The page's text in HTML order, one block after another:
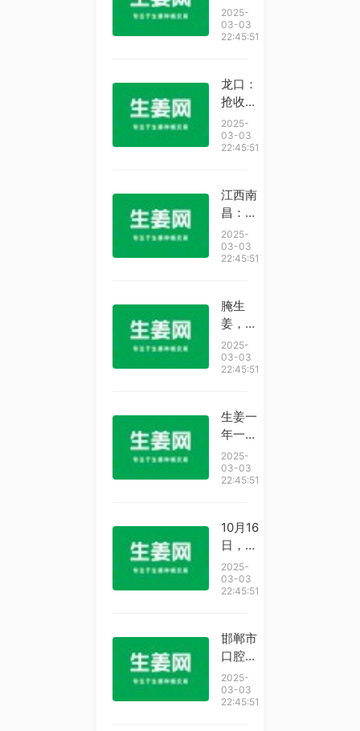
年来浓
茶不
断，肾
出“生
姜
石
2025-
03-03
22:45:51
龙口：
抢收大
棚葡萄
保障种
植收益
2025-
03-03
22:45:51
江西南
昌：玉
木耳种
植富农
家
2025-
03-03
22:45:51
腌生
姜，用
盐杀水
是外
行！教
用了
30年
方法，
酸甜脆
2025-
03-03
22:45:51
生姜一
年一产
还是一
年两
产？专
产原则
是生长
达120
天
2025-
03-03
22:45:51
10月16
日，河
南郑
州。秋
季降
寒咳
嗽，湿
中医分
享常
2025-
03-03
22:45:51
邯郸市
口腔医
院成功
举办口
腔护理
2025-
03-03
22:45:51